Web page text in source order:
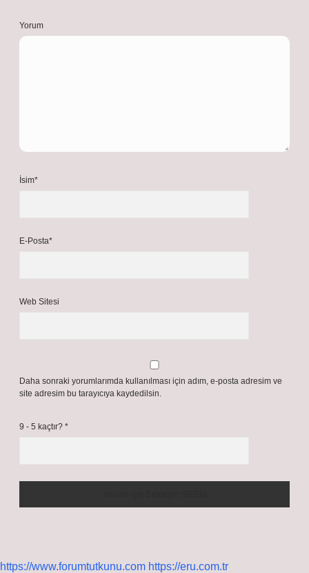
Yorum
İsim*
E-Posta*
Web Sitesi
Daha sonraki yorumlarımda kullanılması için adım, e-posta adresim ve
site adresim bu tarayıcıya kaydedilsin.
9 - 5 kaçtır? *
https://www.forumtutkunu.com https://eru.com.tr